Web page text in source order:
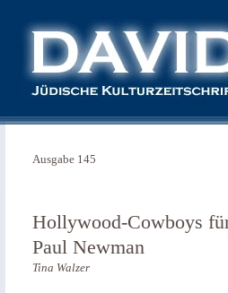
Ausgabe 145
Hollywood-Cowboys
Paul Newman
Tina Walzer